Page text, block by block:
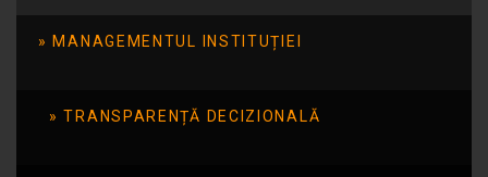
MANAGEMENTUL INSTITUȚIEI
TRANSPARENȚĂ DECIZIONALĂ
octombrie 2014